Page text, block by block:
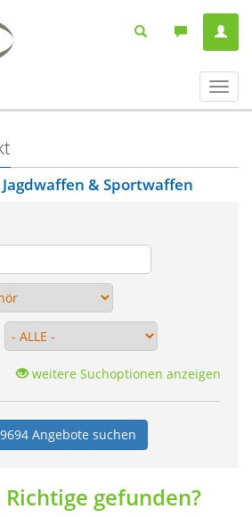
ein-/
& Sportwaffen
weitere Suchoptionen anzeigen
Angebote suchen
gefunden?